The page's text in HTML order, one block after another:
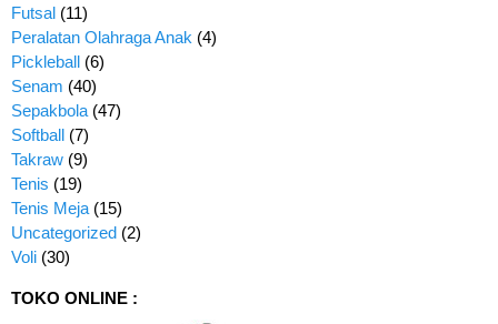
Futsal (11)
Peralatan Olahraga Anak (4)
Pickleball (6)
Senam (40)
Sepakbola(47)
Softball (7)
Takraw (9)
Tenis (19)
Tenis Meja(15)
Uncategorized (2)
Voli (30)
TOKO ONLINE :